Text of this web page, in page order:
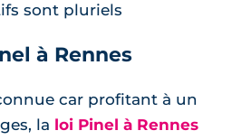
sont pluriels
à Rennes
car profitant à un
la loi Pinel à Rennes